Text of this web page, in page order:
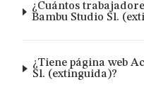
¿Cuántos
Bambu Studio Sl.
¿Tiene página web
Sl. (extinguida)?